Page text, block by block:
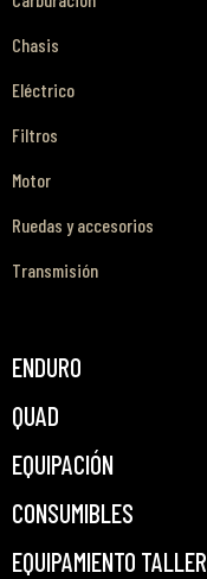
Chasis
Eléctrico
Filtros
Motor
Ruedas y accesorios
Transmisión
ENDURO
QUAD
EQUIPACIÓN
CONSUMIBLES
EQUIPAMIENTO TALLER